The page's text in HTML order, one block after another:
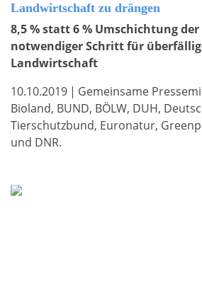
Landwirtschaft zu drängen
8,5 % statt 6 % Umschichtung der
notwendiger Schritt für
Landwirtschaft
10.10.2019 | Gemeinsame
Bioland, BUND, BÖLW, DUH,
Tierschutzbund, Euronatur,
und DNR.